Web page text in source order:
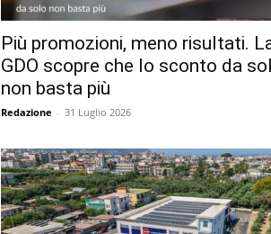
Più promozioni, meno risultati.
GDO scopre che lo sconto da
non basta più
Redazione - 31 Luglio 2026